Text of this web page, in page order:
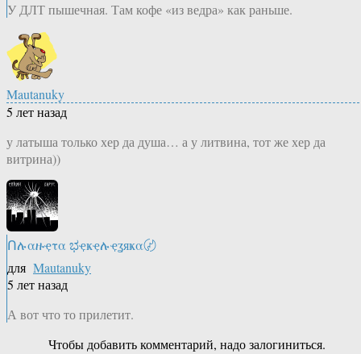
У ДЛТ пышечная. Там кофе «из ведра» как раньше.
Mautanuky
5 лет назад
у латыша только хер да душа… а у литвина, тот же хер да
витрина))
Ոሉαዙҿτα ಭҿҝҿሉҿʓяҝα〄
для Mautanuky
5 лет назад
А вот что то прилетит.
Чтобы добавить комментарий, надо залогиниться.